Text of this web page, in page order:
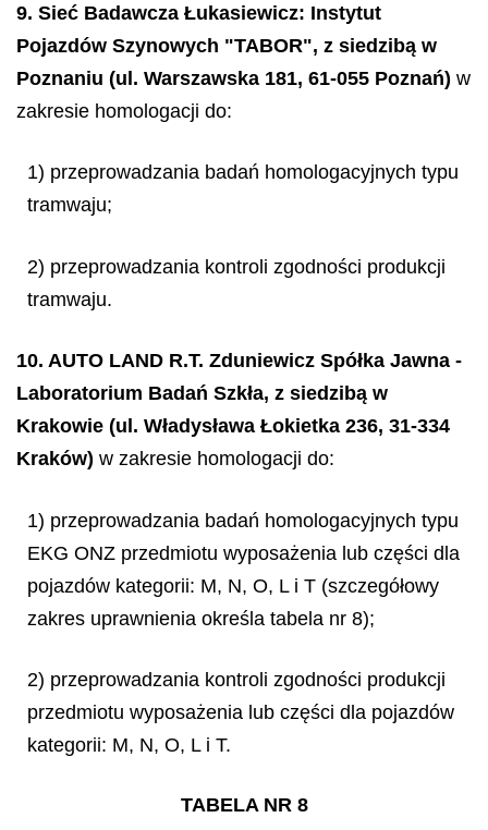
9. Sieć Badawcza Łukasiewicz: Instytut
Pojazdów Szynowych "TABOR", z siedzibą w
Poznaniu (ul. Warszawska 181, 61-055 Poznań) w
zakresie homologacji do:
1) przeprowadzania badań homologacyjnych typu
tramwaju;
2) przeprowadzania kontroli zgodności produkcji
tramwaju.
10. AUTO LAND R.T. Zduniewicz Spółka Jawna -
Laboratorium Badań Szkła, z siedzibą w
Krakowie (ul. Władysława Łokietka 236, 31-334
Kraków) w zakresie homologacji do:
1) przeprowadzania badań homologacyjnych typu
EKG ONZ przedmiotu wyposażenia lub części dla
pojazdów kategorii: M, N, O, L i T (szczegółowy
zakres uprawnienia określa tabela nr 8);
2) przeprowadzania kontroli zgodności produkcji
przedmiotu wyposażenia lub części dla pojazdów
kategorii: M, N, O, L i T.
TABELA NR 8